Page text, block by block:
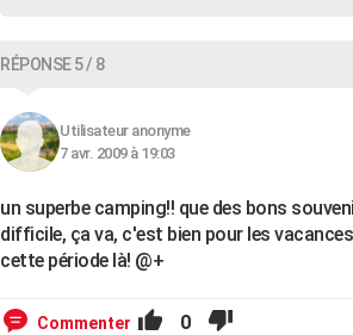
RÉPONSE 5 / 8
Utilisateur anonyme
7 avr. 2009 à 19:03
un superbe camping!! que des bons
difficile, ça va, c'est bien pour les
cette période là! @+
Commenter 0